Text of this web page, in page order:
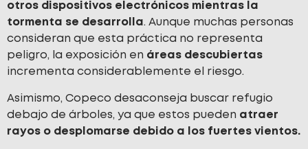
otros dispositivos electrónicos mientras la
tormenta se desarrolla. Aunque muchas personas
consideran que esta práctica no representa
peligro, la exposición en áreas descubiertas
incrementa considerablemente el riesgo.
Asimismo, Copeco desaconseja buscar refugio
debajo de árboles, ya que estos pueden atraer
rayos o desplomarse debido a los fuertes vientos.